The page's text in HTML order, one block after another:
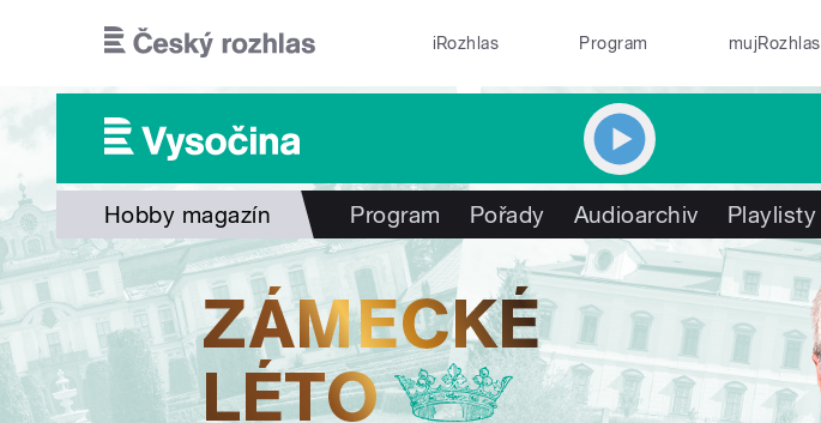
iRozhlas Program mujRozhlas
Hobby magazín Program Pořady Audioarchiv Playlisty